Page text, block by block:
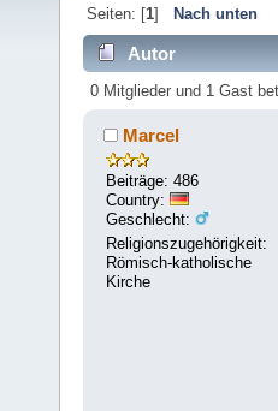
Seiten: [1] Nach unten
Autor
0 Mitglieder und 1 Gast
Marcel
Beiträge: 486
Country:
Geschlecht:
Religionszugehörigkeit:
Römisch-katholische
Kirche